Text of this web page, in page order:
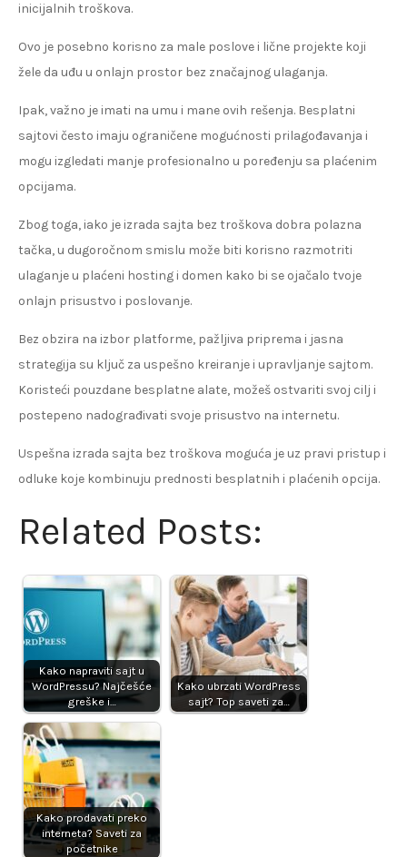
inicijalnih troškova.
Ovo je posebno korisno za male poslove i lične projekte koji
žele da uđu u onlajn prostor bez značajnog ulaganja.
Ipak, važno je imati na umu i mane ovih rešenja. Besplatni
sajtovi često imaju ograničene mogućnosti prilagođavanja i
mogu izgledati manje profesionalno u poređenju sa plaćenim
opcijama.
Zbog toga, iako je izrada sajta bez troškova dobra polazna
tačka, u dugoročnom smislu može biti korisno razmotriti
ulaganje u plaćeni hosting i domen kako bi se ojačalo tvoje
onlajn prisustvo i poslovanje.
Bez obzira na izbor platforme, pažljiva priprema i jasna
strategija su ključ za uspešno kreiranje i upravljanje sajtom.
Koristeći pouzdane besplatne alate, možeš ostvariti svoj cilj i
postepeno nadograđivati svoje prisustvo na internetu.
Uspešna izrada sajta bez troškova moguća je uz pravi pristup i
odluke koje kombinuju prednosti besplatnih i plaćenih opcija.
Related Posts:
Kako napraviti sajt u
WordPressu? Najčešće
greške i…
Kako ubrzati WordPress
sajt? Top saveti za…
Kako prodavati preko
interneta? Saveti za
početnike